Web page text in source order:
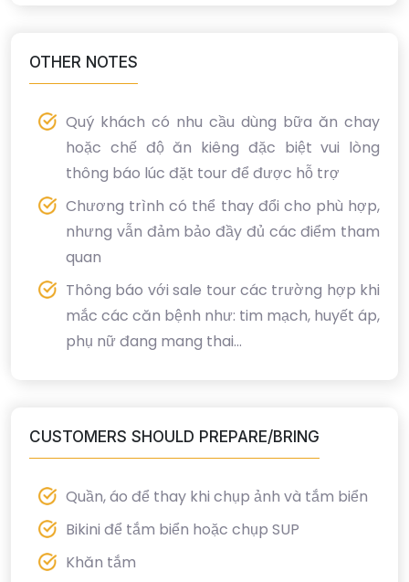
OTHER NOTES
Quý khách có nhu cầu dùng bữa ăn chay
hoặc chế độ ăn kiêng đặc biệt vui lòng
thông báo lúc đặt tour để được hỗ trợ
Chương trình có thể thay đổi cho phù hợp,
nhưng vẫn đảm bảo đầy đủ các điểm tham
quan
Thông báo với sale tour các trường hợp khi
mắc các căn bệnh như: tim mạch, huyết áp,
phụ nữ đang mang thai...
CUSTOMERS SHOULD PREPARE/BRING
Quần, áo để thay khi chụp ảnh và tắm biển
Bikini để tắm biển hoặc chụp SUP
Khăn tắm